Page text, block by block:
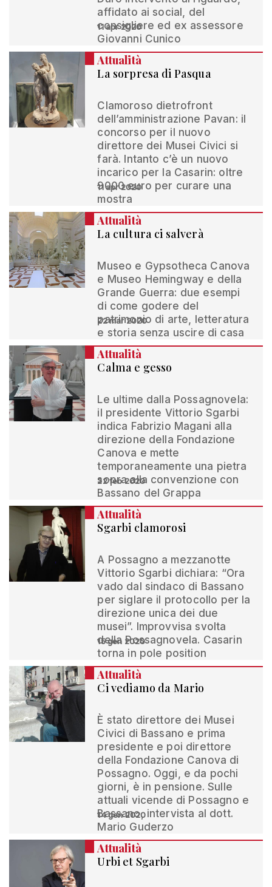
affidato ai social, del
consigliere ed ex assessore
Giovanni Cunico
11 apr 2020
Attualità
La sorpresa di Pasqua
Clamoroso dietrofront
dell’amministrazione Pavan: il
concorso per il nuovo
direttore dei Musei Civici si
farà. Intanto c’è un nuovo
incarico per la Casarin: oltre
9000 euro per curare una
mostra
11 apr 2020
Attualità
La cultura ci salverà
Museo e Gypsotheca Canova
e Museo Hemingway e della
Grande Guerra: due esempi
di come godere del
patrimonio di arte, letteratura
e storia senza uscire di casa
22 mar 2020
Attualità
Calma e gesso
Le ultime dalla Possagnovela:
il presidente Vittorio Sgarbi
indica Fabrizio Magani alla
direzione della Fondazione
Canova e mette
temporaneamente una pietra
sopra alla convenzione con
Bassano del Grappa
22 feb 2020
Attualità
Sgarbi clamorosi
A Possagno a mezzanotte
Vittorio Sgarbi dichiara: “Ora
vado dal sindaco di Bassano
per siglare il protocollo per la
direzione unica dei due
musei”. Improvvisa svolta
della Possagnovela. Casarin
torna in pole position
15 gen 2020
Attualità
Ci vediamo da Mario
È stato direttore dei Musei
Civici di Bassano e prima
presidente e poi direttore
della Fondazione Canova di
Possagno. Oggi, e da pochi
giorni, è in pensione. Sulle
attuali vicende di Possagno e
Bassano, intervista al dott.
Mario Guderzo
14 gen 2020
Attualità
Urbi et Sgarbi